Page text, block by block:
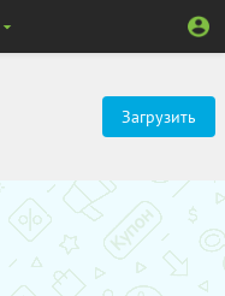
Загрузить